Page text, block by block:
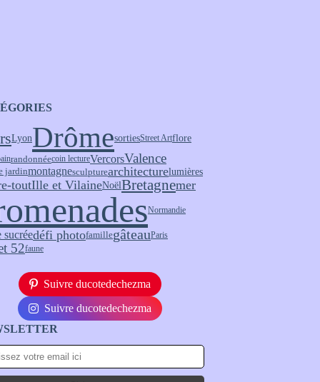
LyonDrômesortiesStreet Artflore
randonnéecoin lectureVercorsValence
jardinmontagnesculpturearchitecturelumières
toutIlle et VilaineNoëlBretagnemer
Normandie
sucréedéfi photofamillegâteauParis
52faune
Suivre ducotedechezma
Suivre ducotedechezma